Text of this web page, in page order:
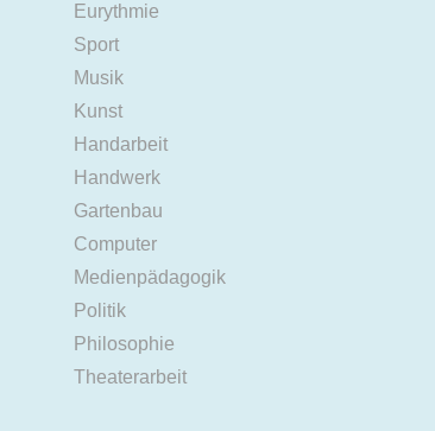
Eurythmie
Sport
Musik
Kunst
Handarbeit
Handwerk
Gartenbau
Computer
Medienpädagogik
Politik
Philosophie
Theaterarbeit